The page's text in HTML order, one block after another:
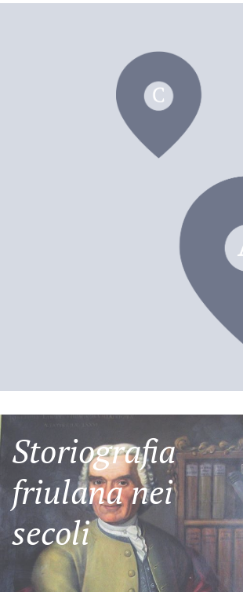
Storiografia
friulana nei
secoli